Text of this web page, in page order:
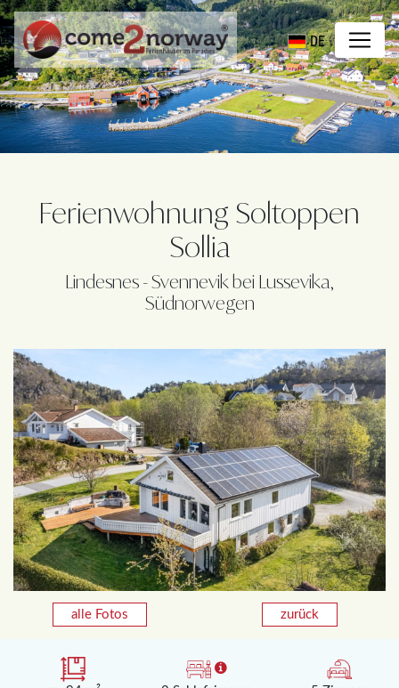
DE
Ferienwohnung Soltoppen
Sollia
Lindesnes - Svennevik bei Lussevika,
Südnorwegen
alle Fotos zurück